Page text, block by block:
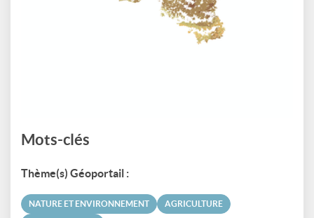
Mots-clés
Thème(s) Géoportail :
NATURE ET ENVIRONNEMENT AGRICULTURE